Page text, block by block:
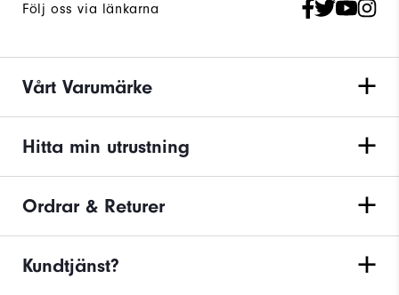
Följ oss via länkarna
Vårt Varumärke
Hitta min utrustning
Ordrar & Returer
Kundtjänst?